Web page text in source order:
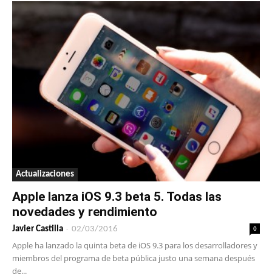
Actualizaciones
Apple lanza iOS 9.3 beta 5. Todas las
novedades y rendimiento
Javier Castilla - 02/03/2016 0
Apple ha lanzado la quinta beta de iOS 9.3 para los desarrolladores y
miembros del programa de beta pública justo una semana después
de...